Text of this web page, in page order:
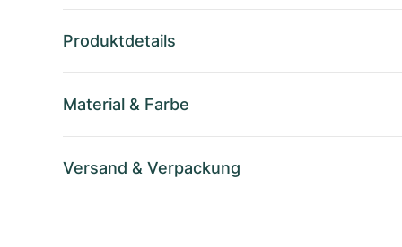
Produktdetails
Material & Farbe
Versand & Verpackung